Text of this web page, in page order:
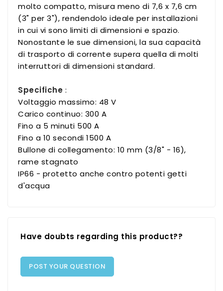
molto compatto, misura meno di 7,6 x 7,6 cm
(3" per 3"), rendendolo ideale per installazioni
in cui vi sono limiti di dimensioni e spazio.
Nonostante le sue dimensioni, la sua capacità
di trasporto di corrente supera quella di molti
interruttori di dimensioni standard.
Specifiche :
Voltaggio massimo: 48 V
Carico continuo: 300 A
Fino a 5 minuti 500 A
Fino a 10 secondi 1500 A
Bullone di collegamento: 10 mm (3/8" - 16),
rame stagnato
IP66 - protetto anche contro potenti getti
d'acqua
Have doubts regarding this product??
POST YOUR QUESTION